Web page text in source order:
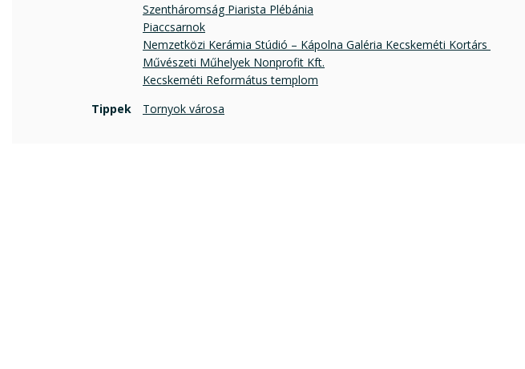
Szentháromság Piarista Plébánia
Piaccsarnok
Nemzetközi Kerámia Stúdió – Kápolna Galéria Kecskeméti Kortárs
Művészeti Műhelyek Nonprofit Kft.
Kecskeméti Református templom
Tippek
Tornyok városa